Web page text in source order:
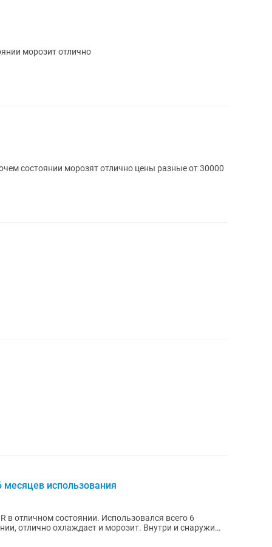
морозит отлично
состоянии морозят отлично цены разные от 30000
месяцев использования
в отличном состоянии. Использовался всего 6
отлично охлаждает и морозит. Внутри и снаружи